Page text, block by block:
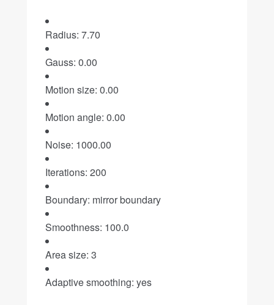
Radius: 7.70
Gauss: 0.00
Motion size: 0.00
Motion angle: 0.00
Noise: 1000.00
Iterations: 200
Boundary: mirror boundary
Smoothness: 100.0
Area size: 3
Adaptive smoothing: yes